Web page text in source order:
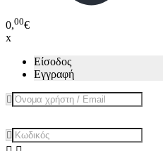
0,00€
x
Είσοδος
Εγγραφή